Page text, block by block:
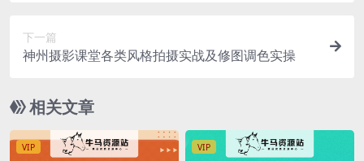
下一篇
神州摄影课堂各类风格拍摄实战及修图调色实操
相关文章
VIP VIP